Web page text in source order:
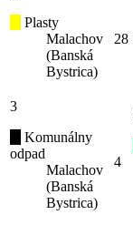
Plasty
Malachov
(Banská
Bystrica)
28
3
Komunálny
odpad
Malachov
(Banská
Bystrica)
4